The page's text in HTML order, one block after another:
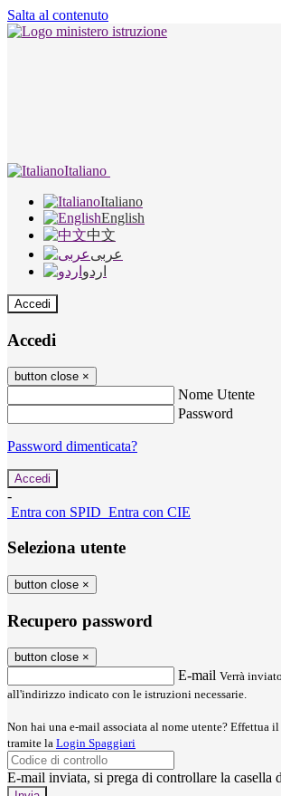
Salta al contenuto
Italiano
Italiano
English
中文
عربى
اردو
Accedi
Accedi
button close ×
Nome Utente
Password
Password dimenticata?
-
Entra con SPID Entra con CIE
Seleziona utente
button close ×
Recupero password
button close ×
E-mail Verrà
all'indirizzo indicato con le istruzioni necessarie.
Non hai una e-mail associata al nome utente? Effettua
tramite la Login Spaggiari
E-mail inviata, si prega di controllare la casella